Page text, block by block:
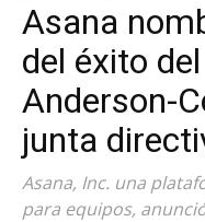
Asana
del éxito
Anderson-
junta
Asana, Inc. una
para equipos,